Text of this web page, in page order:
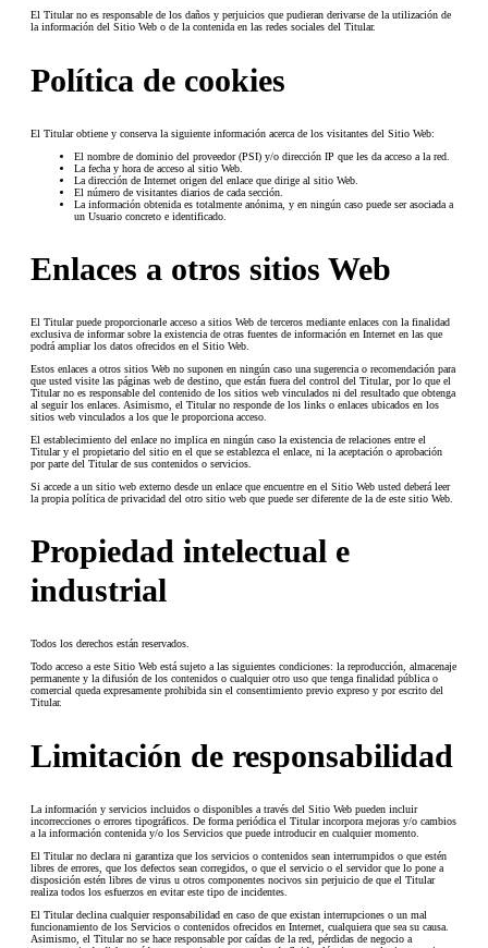
El Titular no es responsable de los daños y perjuicios que pudieran derivarse de la utilización de
la información del Sitio Web o de la contenida en las redes sociales del Titular.
Política de cookies
El Titular obtiene y conserva la siguiente información acerca de los visitantes del Sitio Web:
El nombre de dominio del proveedor (PSI) y/o dirección IP que les da acceso a la red.
La fecha y hora de acceso al sitio Web.
La dirección de Internet origen del enlace que dirige al sitio Web.
El número de visitantes diarios de cada sección.
La información obtenida es totalmente anónima, y en ningún caso puede ser asociada a
un Usuario concreto e identificado.
Enlaces a otros sitios Web
El Titular puede proporcionarle acceso a sitios Web de terceros mediante enlaces con la finalidad
exclusiva de informar sobre la existencia de otras fuentes de información en Internet en las que
podrá ampliar los datos ofrecidos en el Sitio Web.
Estos enlaces a otros sitios Web no suponen en ningún caso una sugerencia o recomendación para
que usted visite las páginas web de destino, que están fuera del control del Titular, por lo que el
Titular no es responsable del contenido de los sitios web vinculados ni del resultado que obtenga
al seguir los enlaces. Asimismo, el Titular no responde de los links o enlaces ubicados en los
sitios web vinculados a los que le proporciona acceso.
El establecimiento del enlace no implica en ningún caso la existencia de relaciones entre el
Titular y el propietario del sitio en el que se establezca el enlace, ni la aceptación o aprobación
por parte del Titular de sus contenidos o servicios.
Si accede a un sitio web externo desde un enlace que encuentre en el Sitio Web usted deberá leer
la propia política de privacidad del otro sitio web que puede ser diferente de la de este sitio Web.
Propiedad intelectual e
industrial
Todos los derechos están reservados.
Todo acceso a este Sitio Web está sujeto a las siguientes condiciones: la reproducción, almacenaje
permanente y la difusión de los contenidos o cualquier otro uso que tenga finalidad pública o
comercial queda expresamente prohibida sin el consentimiento previo expreso y por escrito del
Titular.
Limitación de responsabilidad
La información y servicios incluidos o disponibles a través del Sitio Web pueden incluir
incorrecciones o errores tipográficos. De forma periódica el Titular incorpora mejoras y/o cambios
a la información contenida y/o los Servicios que puede introducir en cualquier momento.
El Titular no declara ni garantiza que los servicios o contenidos sean interrumpidos o que estén
libres de errores, que los defectos sean corregidos, o que el servicio o el servidor que lo pone a
disposición estén libres de virus u otros componentes nocivos sin perjuicio de que el Titular
realiza todos los esfuerzos en evitar este tipo de incidentes.
El Titular declina cualquier responsabilidad en caso de que existan interrupciones o un mal
funcionamiento de los Servicios o contenidos ofrecidos en Internet, cualquiera que sea su causa.
Asimismo, el Titular no se hace responsable por caídas de la red, pérdidas de negocio a